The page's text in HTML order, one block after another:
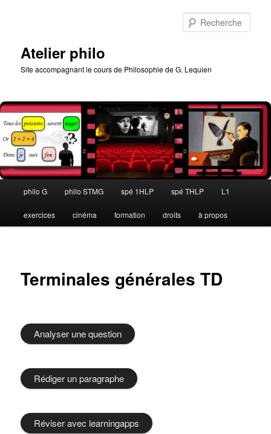
Atelier philo
Site accompagnant le cours de Philosophie de G. Lequien
principal
philo G philo STMG spé 1HLP spé THLP L1
exercices cinéma formation droits à propos
Terminales générales TD
Analyser une question
Rédiger un paragraphe
Réviser avec learningapps